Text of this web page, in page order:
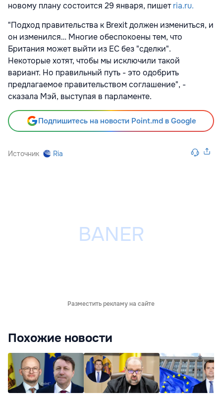
новому плану состоится 29 января, пишетria.ru.
"Подход правительства к Brexit должен измениться, и
он изменился… Многие обеспокоены тем, что
Британия может выйти из ЕС без "сделки".
Некоторые хотят, чтобы мы исключили такой
вариант. Но правильный путь - это одобрить
предлагаемое правительством соглашение", -
сказала Мэй, выступая в парламенте.
Подпишитесь на новости Point.md в Google
Источник Ria
Разместить рекламу на сайте
Похожие новости